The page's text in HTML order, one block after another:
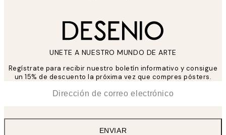
UNETE A NUESTRO MUNDO DE ARTE
Regístrate para recibir nuestro boletín informativo y consigue
un 15% de descuento la próxima vez que compres pósters.
ENVIAR